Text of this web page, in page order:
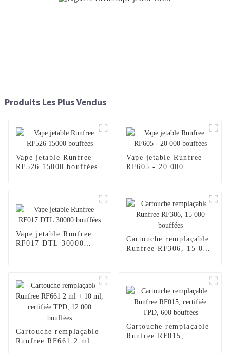
Produits Les Plus Vendus
Vape jetable Runfree
RF526 15000 bouffées
Vape jetable Runfree
RF605 - 20 000
Vape jetable Runfree
RF017 DTL 30000
Cartouche remplaçable
Runfree RF306, 15 000
Cartouche remplaçable
Runfree RF661 2 ml +
Cartouche remplaçable
Runfree RF015,